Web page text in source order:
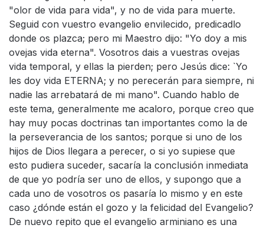
"olor de vida para vida", y no de vida para muerte.
Seguid con vuestro evangelio envilecido, predicadlo
donde os plazca; pero mi Maestro dijo: "Yo doy a mis
ovejas vida eterna". Vosotros dais a vuestras ovejas
vida temporal, y ellas la pierden; pero Jesús dice: `Yo
les doy vida ETERNA; y no perecerán para siempre, ni
nadie las arrebatará de mi mano". Cuando hablo de
este tema, generalmente me acaloro, porque creo que
hay muy pocas doctrinas tan importantes como la de
la perseverancia de los santos; porque si uno de los
hijos de Dios llegara a perecer, o si yo supiese que
esto pudiera suceder, sacaría la conclusión inmediata
de que yo podría ser uno de ellos, y supongo que a
cada uno de vosotros os pasaría lo mismo y en este
caso ¿dónde están el gozo y la felicidad del Evangelio?
De nuevo repito que el evangelio arminiano es una